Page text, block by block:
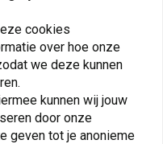
cookies
over hoe onze
we deze kunnen
kunnen wij jouw
door onze
geven tot je anonieme